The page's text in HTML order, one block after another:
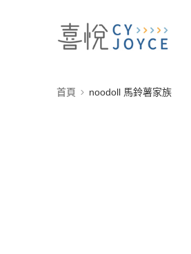
首頁 noodoll 馬鈴薯家族